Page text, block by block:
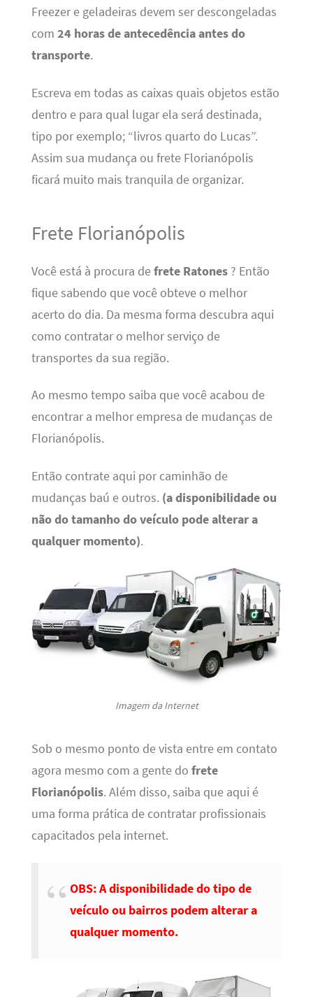
Freezer e geladeiras devem ser descongeladas
com 24 horas de antecedência antes do
transporte.
Escreva em todas as caixas quais objetos estão
dentro e para qual lugar ela será destinada,
tipo por exemplo; “livros quarto do Lucas”.
Assim sua mudança ou frete Florianópolis
ficará muito mais tranquila de organizar.
Frete Florianópolis
Você está à procura defrete Ratones ? Então
fique sabendo que você obteve o melhor
acerto do dia. Da mesma forma descubra aqui
como contratar o melhor serviço de
transportes da sua região.
Ao mesmo tempo saiba que você acabou de
encontrar a melhor empresa de mudanças de
Florianópolis.
Então contrate aqui por caminhão de
mudanças baú e outros. (a disponibilidade ou
não do tamanho do veículo pode alterar a
qualquer momento).
Imagem da Internet
Sob o mesmo ponto de vista entre em contato
agora mesmo com a gente do frete
Florianópolis. Além disso, saiba que aqui é
uma forma prática de contratar profissionais
capacitados pela internet.
OBS: A disponibilidade do tipo de
veículo ou bairros podem alterar a
qualquer momento.